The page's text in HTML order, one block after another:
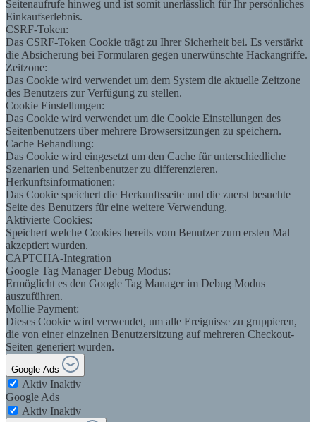
Seitenaufrufe hinweg und ist somit unerlässlich für Ihr persönliches
Einkaufserlebnis.
CSRF-Token:
Das CSRF-Token Cookie trägt zu Ihrer Sicherheit bei. Es verstärkt
die Absicherung bei Formularen gegen unerwünschte Hackangriffe.
Zeitzone:
Das Cookie wird verwendet um dem System die aktuelle Zeitzone
des Benutzers zur Verfügung zu stellen.
Cookie Einstellungen:
Das Cookie wird verwendet um die Cookie Einstellungen des
Seitenbenutzers über mehrere Browsersitzungen zu speichern.
Cache Behandlung:
Das Cookie wird eingesetzt um den Cache für unterschiedliche
Szenarien und Seitenbenutzer zu differenzieren.
Herkunftsinformationen:
Das Cookie speichert die Herkunftsseite und die zuerst besuchte
Seite des Benutzers für eine weitere Verwendung.
Aktivierte Cookies:
Speichert welche Cookies bereits vom Benutzer zum ersten Mal
akzeptiert wurden.
CAPTCHA-Integration
Google Tag Manager Debug Modus:
Ermöglicht es den Google Tag Manager im Debug Modus
auszuführen.
Mollie Payment:
Dieses Cookie wird verwendet, um alle Ereignisse zu gruppieren,
die von einer einzelnen Benutzersitzung auf mehreren Checkout-
Seiten generiert wurden.
Google Ads
Aktiv Inaktiv
Google Ads
Aktiv Inaktiv